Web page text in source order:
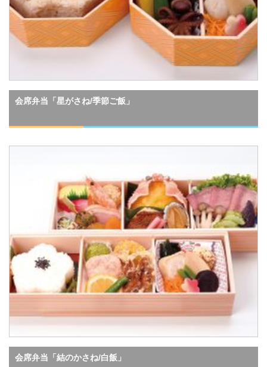
会席弁当「星がさね/季節ご飯」
会席弁当「結のかさね/白飯」